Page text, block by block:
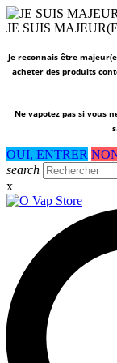
JE SUIS
Je reconnais être
acheter des produits
Ne vapotez pas si vous
OUI, ENTRER
search
x